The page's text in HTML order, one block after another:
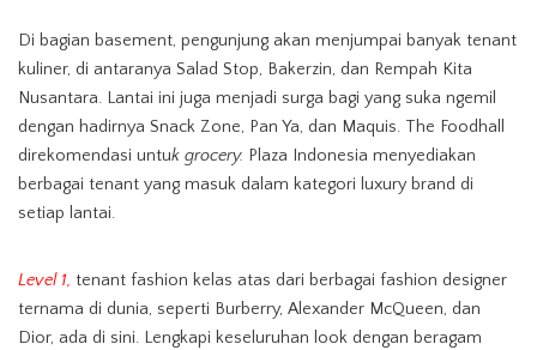
Di bagian basement, pengunjung akan menjumpai banyak tenant
kuliner, di antaranya Salad Stop, Bakerzin, dan Rempah Kita
Nusantara. Lantai ini juga menjadi surga bagi yang suka ngemil
dengan hadirnya Snack Zone, Pan Ya, dan Maquis. The Foodhall
direkomendasi untuk grocery. Plaza Indonesia menyediakan
berbagai tenant yang masuk dalam kategori luxury brand di
setiap lantai.
Level 1, tenant fashion kelas atas dari berbagai fashion designer
ternama di dunia, seperti Burberry, Alexander McQueen, dan
Dior, ada di sini. Lengkapi keseluruhan look dengan beragam